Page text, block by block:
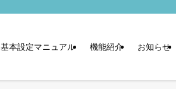
基本設定マニュアル 機能紹介 お知らせ